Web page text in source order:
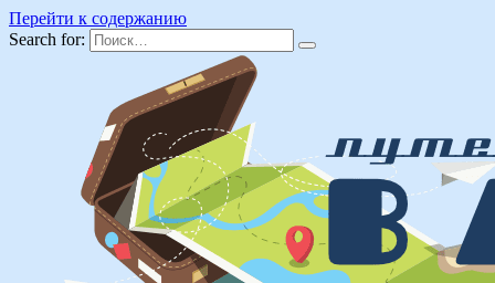
Перейти к содержанию
Search for: